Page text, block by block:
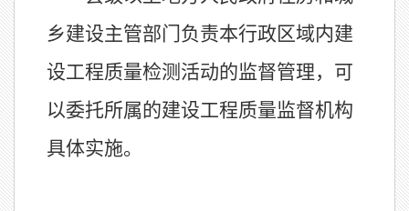
乡建设主管部门负责本行政区域内建
设工程质量检测活动的监督管理，可
以委托所属的建设工程质量监督机构
具体实施。